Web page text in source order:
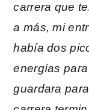
carrera que
a más, mi
había dos
energías
guardara